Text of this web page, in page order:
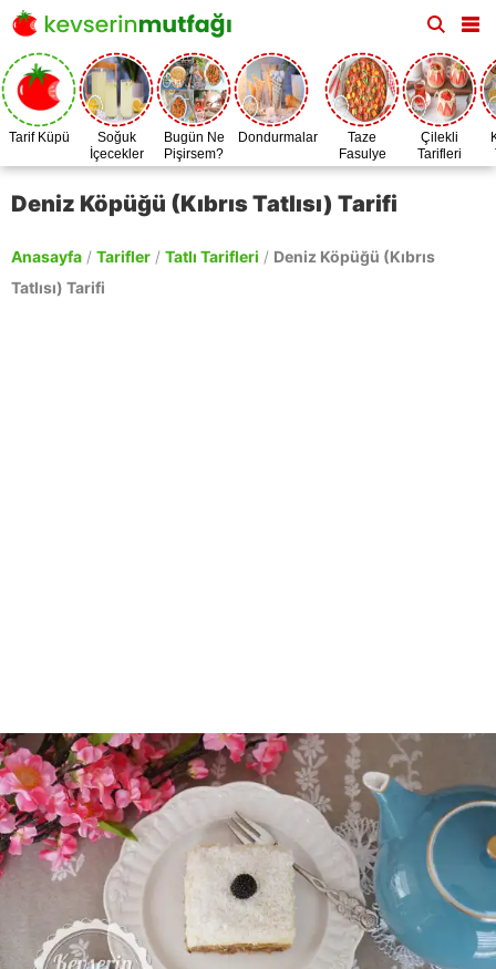
Tarif Küpü
Soğuk
İçecekler
Bugün Ne
Pişirsem?
Dondurmalar
Taze
Fasulye
Zamanı
Çilekli
Tarifleri
Deniz Köpüğü (Kıbrıs Tatlısı) Tarifi
Anasayfa / Tarifler / Tatlı Tarifleri / Deniz Köpüğü (Kıbrıs
Tatlısı) Tarifi